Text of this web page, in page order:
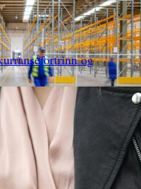
og